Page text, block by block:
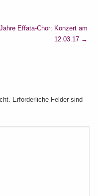
Effata-Chor: Konzert am
12.03.17 →
Erforderliche Felder sind